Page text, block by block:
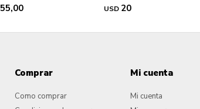
USD 20
Comprar
Como comprar
Mi cuenta
Mi cuenta